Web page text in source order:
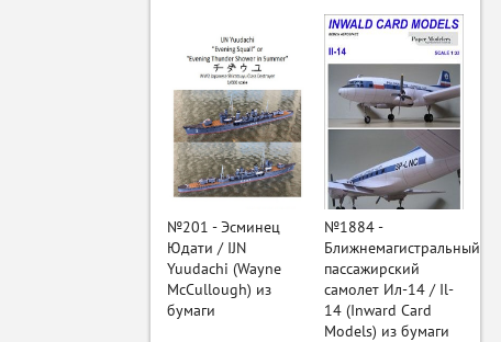
№201 - Эсминец
Юдати / IJN
Yuudachi (Wayne
McCullough) из
бумаги
№1884 -
Ближнемагистральный
пассажирский
самолет Ил-14 / Il-
14 (Inward Card
Models) из бумаги